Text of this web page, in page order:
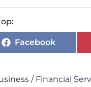
Facebook
/ Financial